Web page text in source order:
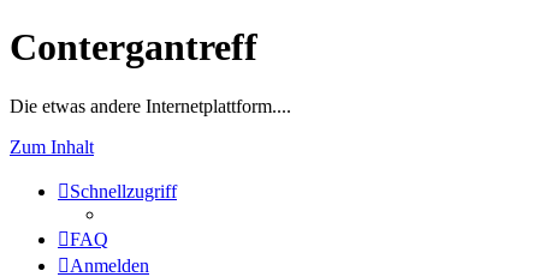
Contergantreff
Die etwas andere Internetplattform....
Zum Inhalt
Schnellzugriff
FAQ
Anmelden